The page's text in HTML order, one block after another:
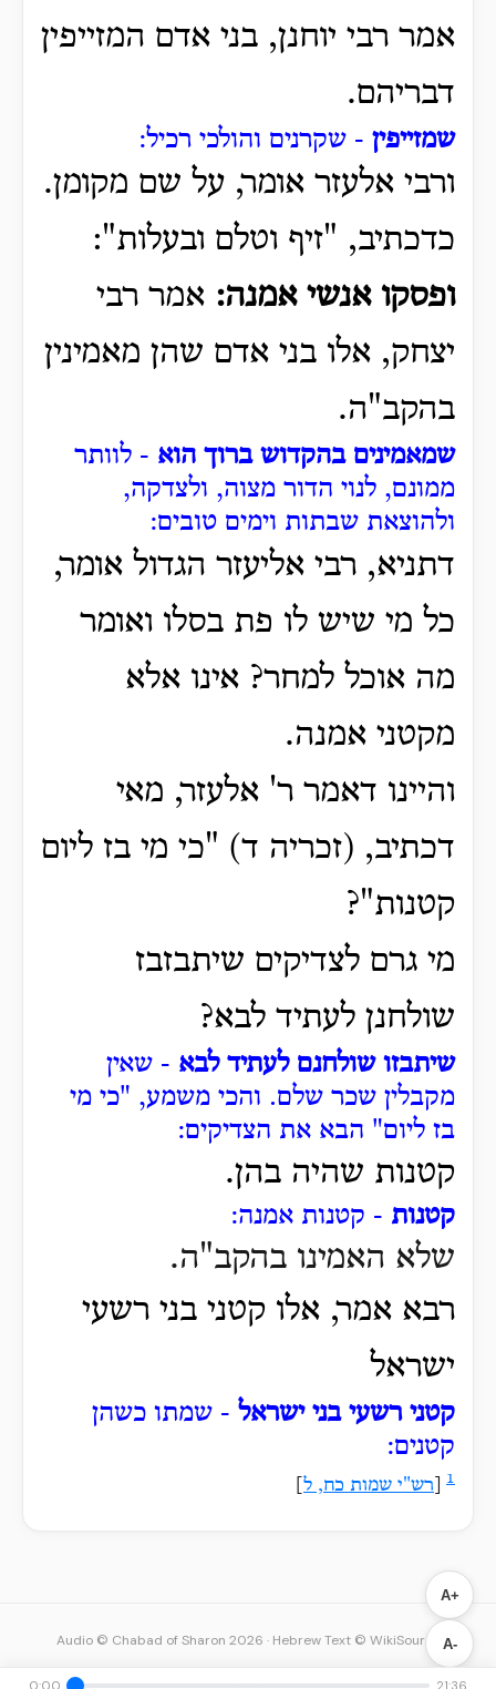
אמר רבי יוחנן, בני אדם המזייפין
דבריהם.
שמזייפין - שקרנים והולכי רכיל:
ורבי אלעזר אומר, על שם מקומן.
כדכתיב, "זיף וטלם ובעלות":
ופסקו אנשי אמנה: אמר רבי
יצחק, אלו בני אדם שהן מאמינין
בהקב"ה.
שמאמינים בהקדוש ברוך הוא - לוותר
ממונם, לנוי הדור מצוה, ולצדקה,
ולהוצאת שבתות וימים טובים:
דתניא, רבי אליעזר הגדול אומר,
כל מי שיש לו פת בסלו ואומר
מה אוכל למחר? אינו אלא
מקטני אמנה.
והיינו דאמר ר' אלעזר, מאי
דכתיב, (זכריה ד) "כי מי בז ליום
קטנות"?
מי גרם לצדיקים שיתבזבז
שולחנן לעתיד לבא?
שיתבזו שולחנם לעתיד לבא - שאין
מקבלין שכר שלם. והכי משמע, "כי מי
בז ליום" הבא את הצדיקים:
קטנות שהיה בהן.
קטנות - קטנות אמנה:
שלא האמינו בהקב"ה.
רבא אמר, אלו קטני בני רשעי
ישראל
קטני רשעי בני ישראל - שמתו כשהן
קטנים:
1 רש"י שמות כח, ל
A+
A-
0:00 21:36
Audio © Chabad of Sharon 2026 · Hebrew Text © WikiSource